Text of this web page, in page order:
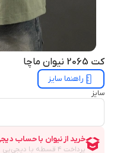
کت 2065 نیوان ماچا
راهنما سایز
سایز